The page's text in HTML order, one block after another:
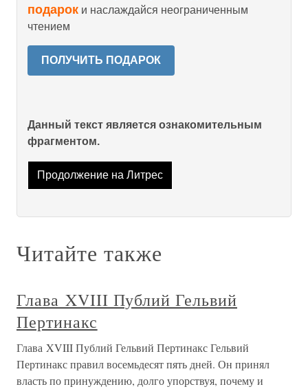
подарок и наслаждайся неограниченным
чтением
ПОЛУЧИТЬ ПОДАРОК
Данный текст является ознакомительным
фрагментом.
Продолжение на Литрес
Читайте также
Глава XVIII Публий Гельвий
Пертинакс
Глава XVIII Публий Гельвий Пертинакс Гельвий
Пертинакс правил восемьдесят пять дней. Он принял
власть по принуждению, долго упорствуя, почему и